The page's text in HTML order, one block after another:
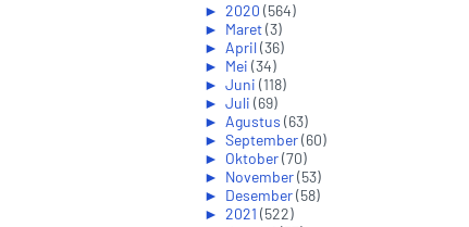
► 2020 (564)
► Maret(3)
► April(36)
► Mei (34)
► Juni (118)
► Juli (69)
► Agustus (63)
► September(60)
► Oktober(70)
► November(53)
► Desember(58)
► 2021 (522)